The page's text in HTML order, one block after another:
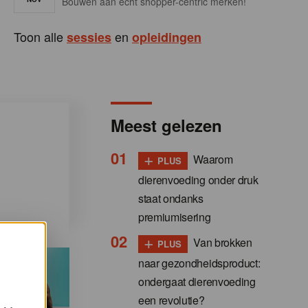
Toon allesessiesen opleidingen
Meest gelezen
+ PLUS
Waarom
dierenvoeding onder druk
staat ondanks
premiumisering
+ PLUS
Van brokken
naar gezondheidsproduct:
ondergaat dierenvoeding
een revolutie?